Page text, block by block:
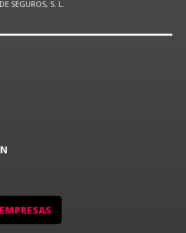
SEGUROS, S. L.
EMPRESAS